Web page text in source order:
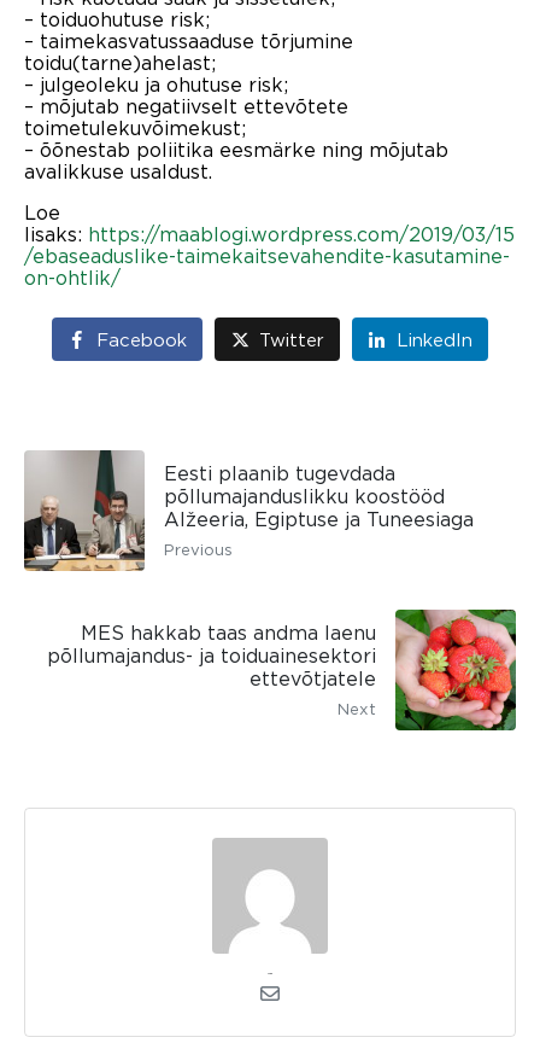
– toiduohutuse risk;
– taimekasvatussaaduse tõrjumine
toidu(tarne)ahelast;
– julgeoleku ja ohutuse risk;
– mõjutab negatiivselt ettevõtete
toimetulekuvõimekust;
– õõnestab poliitika eesmärke ning mõjutab
avalikkuse usaldust.
Loe
lisaks: https://maablogi.wordpress.com/2019/03/15
/ebaseaduslike-taimekaitsevahendite-kasutamine-
on-ohtlik/
Facebook Twitter LinkedIn
Eesti plaanib tugevdada
põllumajanduslikku koostööd
Alžeeria, Egiptuse ja Tuneesiaga
Previous
MES hakkab taas andma laenu
põllumajandus- ja toiduainesektori
ettevõtjatele
Next